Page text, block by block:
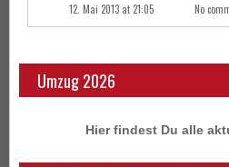
12. Mai 2013 at 21:05 No
Umzug 2026
Hier findest Du alle